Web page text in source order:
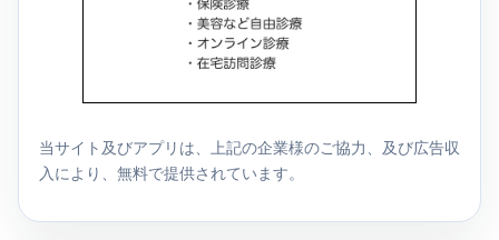
当サイト及びアプリは、上記の企業様のご協力、及び広告収
入により、無料で提供されています。